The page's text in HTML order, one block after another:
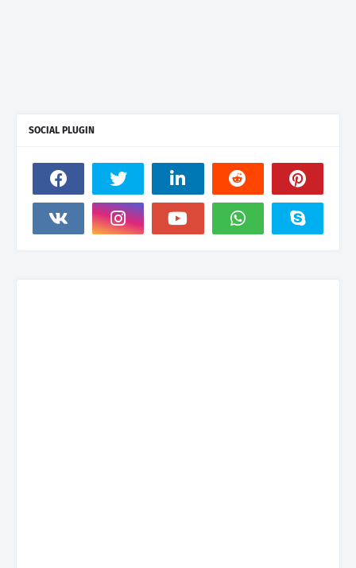
SOCIAL PLUGIN